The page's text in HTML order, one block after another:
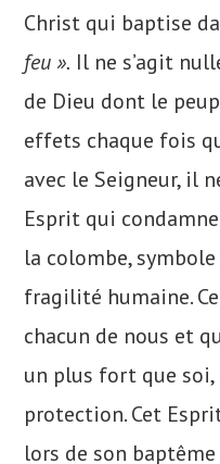
Christ qui baptise
feu ». Il ne s’agit
de Dieu dont le
effets chaque fois
avec le Seigneur, il
Esprit qui
la colombe,
fragilité humaine.
chacun de nous et
un plus fort que soi,
protection. Cet
lors de son